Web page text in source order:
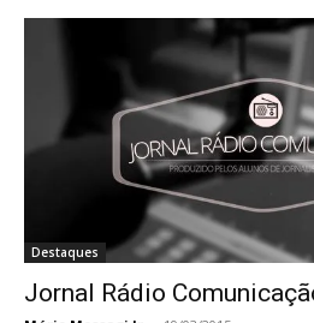
Destaques
Jornal Rádio